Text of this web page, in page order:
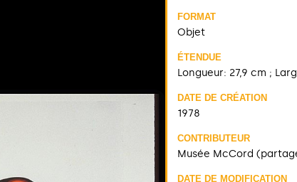
FORMAT
Objet
ÉTENDUE
Longueur: 27,9 cm ;
DATE DE CRÉATION
1978
CONTRIBUTEUR
Musée McCord
DATE DE MODIFICATION